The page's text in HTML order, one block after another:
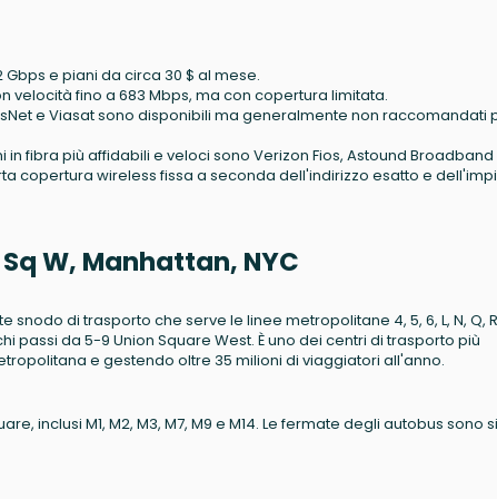
e piani da circa 30 $ al mese.
velocità fino a 683 Mbps, ma con copertura limitata.
e Viasat sono disponibili ma generalmente non raccomandati
fibra più affidabili e veloci sono Verizon Fios, Astound Broadband
copertura wireless fissa a seconda dell'indirizzo esatto e
W, Manhattan, NYC
snodo di trasporto che serve le linee metropolitane 4, 5, 6, L, N, Q,
passi da 5-9 Union Square West. È uno dei centri di trasporto più
e gestendo oltre 35 milioni di viaggiatori all'anno.
inclusi M1, M2, M3, M7, M9 e M14. Le fermate degli autobus sono